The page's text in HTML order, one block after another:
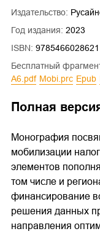
Издательство:
Год издания: 2023
ISBN: 9785466028621
Бесплатный
a6.pdf
mobi.prc epub
Полная
Монография
мобилизации
элементов
том числе и
финансирование
решения данных
направления